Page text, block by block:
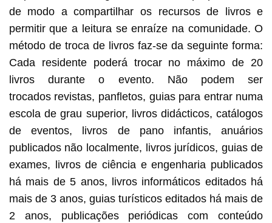
de modo a compartilhar os recursos de livros e
permitir que a leitura se enraíze na comunidade. O
método de troca de livros faz-se da seguinte forma:
Cada residente poderá trocar no máximo de 20
livros durante o evento. Não podem ser
trocados revistas, panfletos, guias para entrar numa
escola de grau superior, livros didácticos, catálogos
de eventos, livros de pano infantis, anuários
publicados não localmente, livros jurídicos, guias de
exames, livros de ciência e engenharia publicados
há mais de 5 anos, livros informáticos editados há
mais de 3 anos, guias turísticos editados há mais de
2 anos, publicações periódicas com conteúdo